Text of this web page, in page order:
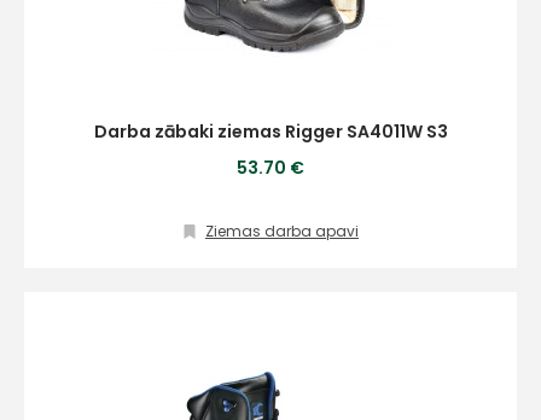
Darba zābaki ziemas Rigger SA4011W S3
53.70 €
Ziemas darba apavi